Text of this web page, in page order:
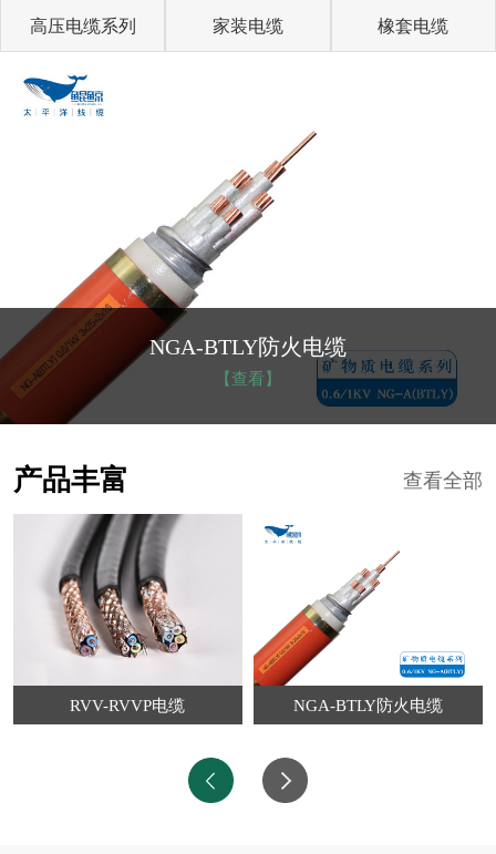
高压电缆系列 家装电缆 橡套电缆
NGA-BTLY防火电缆
【查看】
查看全部
产品丰富
RVV-RVVP电缆 NGA-BTLY防火电缆